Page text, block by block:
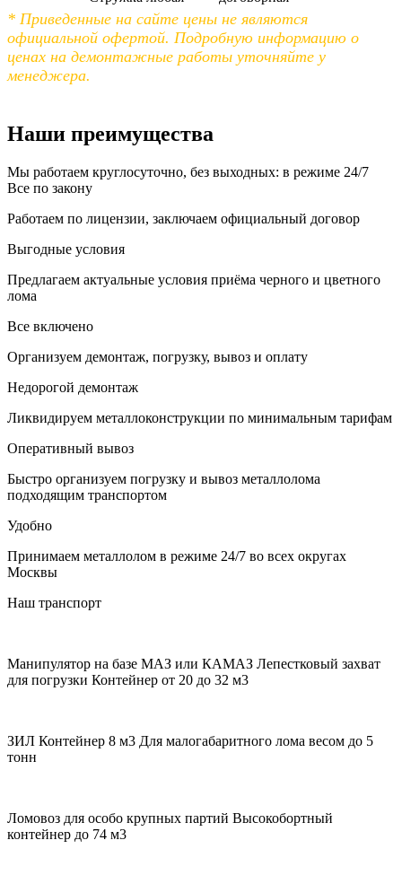
* Приведенные на сайте цены не являются
официальной офертой. Подробную информацию о
ценах на демонтажные работы уточняйте у
менеджера.
Наши преимущества
Мы работаем круглосуточно, без выходных: в режиме 24/7
Все по закону
Работаем по лицензии, заключаем официальный договор
Выгодные условия
Предлагаем актуальные условия приёма черного и цветного
лома
Все включено
Организуем демонтаж, погрузку, вывоз и оплату
Недорогой демонтаж
Ликвидируем металлоконструкции по минимальным тарифам
Оперативный вывоз
Быстро организуем погрузку и вывоз металлолома
подходящим транспортом
Удобно
Принимаем металлолом в режиме 24/7 во всех округах
Москвы
Наш транспорт
Манипулятор на базе МАЗ или КАМАЗ Лепестковый захват
для погрузки Контейнер от 20 до 32 м3
ЗИЛ Контейнер 8 м3 Для малогабаритного лома весом до 5
тонн
Ломовоз для особо крупных партий Высокобортный
контейнер до 74 м3